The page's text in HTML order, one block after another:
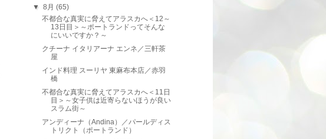
▼8月(65)
不都合な真実に脅えてアラスカへ＜12～
13日目＞～ポートランドってそんな
にいいですか？～
クチーナ イタリアーナ エンネ／三軒茶
屋
インド料理 スーリヤ 東麻布本店／赤羽
橋
不都合な真実に脅えてアラスカへ＜11日
目＞～女子供は近寄らないほうが良い
スラム街～
アンディーナ（Andina）／パールディス
トリクト（ポートランド）